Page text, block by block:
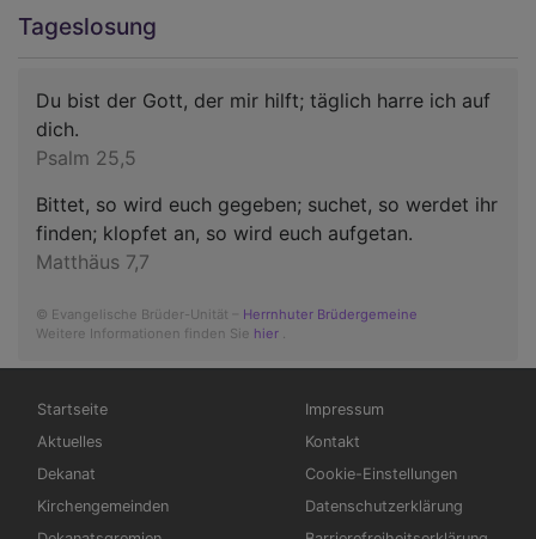
Tageslosung
Du bist der Gott, der mir hilft; täglich harre ich auf
dich.
Psalm 25,5
Bittet, so wird euch gegeben; suchet, so werdet ihr
finden; klopfet an, so wird euch aufgetan.
Matthäus 7,7
© Evangelische Brüder-Unität – Herrnhuter Brüdergemeine
Weitere Informationen finden Sie hier
Hauptnavigation
Startseite
Aktuelles
Dekanat
Kirchengemeinden
Fußbereichsmenü
Impressum
Kontakt
Cookie-Einstellungen
Datenschutzerklärung